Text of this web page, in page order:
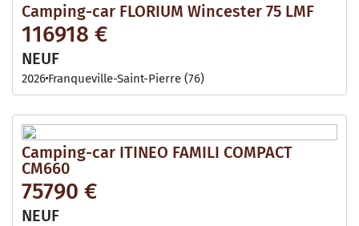
Camping-car FLORIUM Wincester 75 LMF
116918 €
NEUF
2026 Franqueville-Saint-Pierre (76)
Camping-car ITINEO FAMILI COMPACT
CM660
75790 €
NEUF